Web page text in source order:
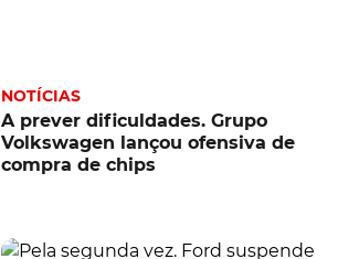
NOTÍCIAS
A prever dificuldades. Grupo
Volkswagen lançou ofensiva de
compra de chips